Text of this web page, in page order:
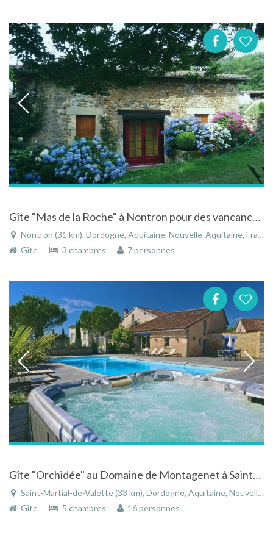
Gîte "Mas de la Roche" à Nontron pour des vancances en Périgord Vert
Nontron (31 km), Dordogne, Aquitaine, Nouvelle-Aquitaine, France
Gîte
3 chambres 7 personnes
Gîte "Orchidée" au Domaine de Montagenet à Saint-Martial-de-Valette - Aquitaine avec piscine privée
Saint-Martial-de-Valette (33 km), Dordogne, Aquitaine, Nouvelle-Aquitaine, France
Gîte
5 chambres 16 personnes